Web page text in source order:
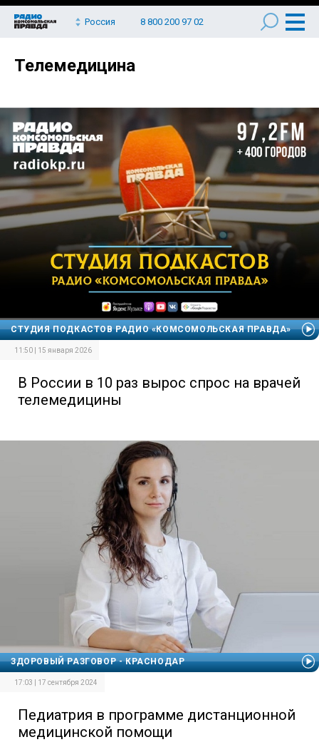
Россия 8 800 200 97 02
Телемедицина
СТУДИЯ ПОДКАСТОВ РАДИО «КОМСОМОЛЬСКАЯ ПРАВДА»
11:50 | 15 января 2026
В России в 10 раз вырос спрос на врачей
телемедицины
ЗДОРОВЫЙ РАЗГОВОР - КРАСНОДАР
17:03 | 17 сентября 2024
Педиатрия в программе дистанционной
медицинской помощи